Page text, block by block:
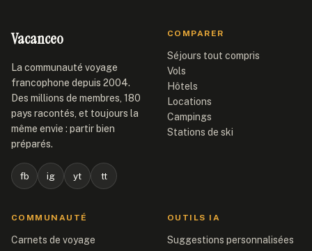
Vacanceo
La communauté voyage
francophone depuis 2004.
Des millions de membres, 180
pays racontés, et toujours la
même envie : partir bien
préparés.
fb ig yt tt
COMPARER
Séjours tout compris
Vols
Hôtels
Locations
Campings
Stations de ski
COMMUNAUTÉ
Carnets de voyage
OUTILS IA
Suggestions personnalisées